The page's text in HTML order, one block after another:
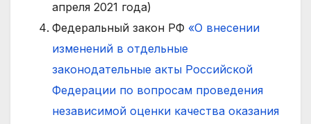
апреля 2021 года)
Федеральный закон РФ «О внесении
изменений в отдельные
законодательные акты Российской
Федерации по вопросам проведения
независимой оценки качества оказания